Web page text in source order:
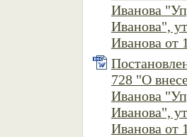
Иванова
Иванова",
Иванова от
728 "О
Иванова
Иванова",
Иванова от